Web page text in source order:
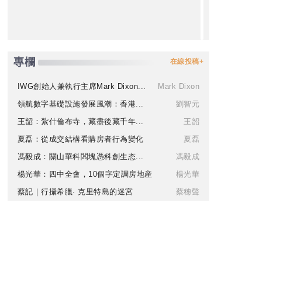
專欄 在線投稿+
IWG創始人兼執行主席Mark Dixon...
Mark Dixon
領航數字基礎設施發展風潮：香港...
劉智元
王韶：紮什倫布寺，藏盡後藏千年...
王韶
夏磊：從成交結構看購房者行為變化
夏磊
馮毅成：關山華科闆塊憑科創生态...
馮毅成
楊光華：四中全會，10個字定調房地産
楊光華
蔡記｜行攝希臘· 克里特島的迷宮
蔡穗聲